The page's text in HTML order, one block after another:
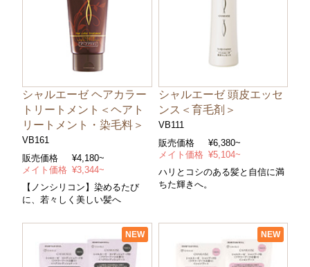
シャルエーゼ ヘアカラー
トリートメント＜ヘアト
リートメント・染毛料＞
VB161
販売価格
¥4,180~
メイト価格 ¥3,344~
【ノンシリコン】染めるたび
に、若々しく美しい髪へ
シャルエーゼ 頭皮エッセ
ンス＜育毛剤＞
VB111
販売価格
¥6,380~
メイト価格 ¥5,104~
ハリとコシのある髪と自信に満
ちた輝きへ。
NEW NEW